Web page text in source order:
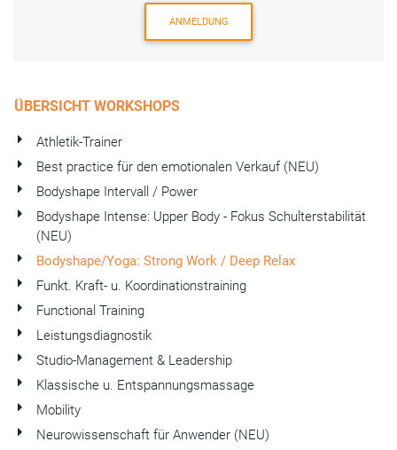
ANMELDUNG
ÜBERSICHT WORKSHOPS
Athletik-Trainer
Best practice für den emotionalen Verkauf (NEU)
Bodyshape Intervall / Power
Bodyshape Intense: Upper Body - Fokus Schulterstabilität
(NEU)
Bodyshape/Yoga: Strong Work / Deep Relax
Funkt. Kraft- u. Koordinationstraining
Functional Training
Leistungsdiagnostik
Studio-Management & Leadership
Klassische u. Entspannungsmassage
Mobility
Neurowissenschaft für Anwender (NEU)